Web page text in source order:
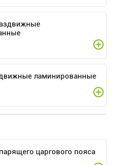
ламинированные
царгового пояса